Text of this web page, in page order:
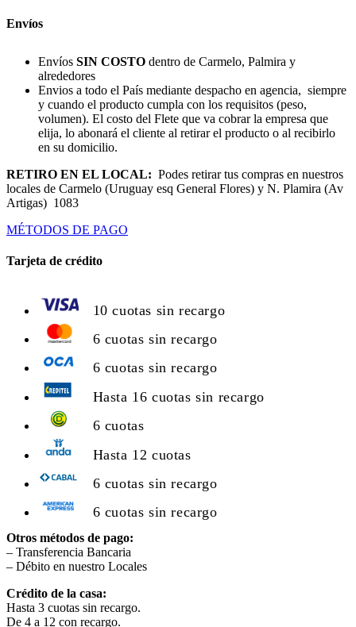
Envíos
Envíos SIN COSTO dentro de Carmelo, Palmira y
alrededores
Envios a todo el País mediante despacho en agencia, siempre
y cuando el producto cumpla con los requisitos (peso,
volumen). El costo del Flete que va cobrar la empresa que
elija, lo abonará el cliente al retirar el producto o al recibirlo
en su domicilio.
RETIRO EN EL LOCAL: Podes retirar tus compras en nuestros
locales de Carmelo (Uruguay esq General Flores) y N. Plamira (Av
Artigas) 1083
MÉTODOS DE PAGO
Tarjeta de crédito
10 cuotas sin recargo
6 cuotas sin recargo
6 cuotas sin recargo
Hasta 16 cuotas sin recargo
6 cuotas
Hasta 12 cuotas
6 cuotas sin recargo
6 cuotas sin recargo
Otros métodos de pago:
– Transferencia Bancaria
– Débito en nuestro Locales
Crédito de la casa:
Hasta 3 cuotas sin recargo.
De 4 a 12 con recargo.